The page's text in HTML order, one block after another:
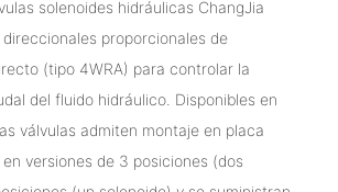
solenoides hidráulicas ChangJia
proporcionales de
(tipo 4WRA) para controlar la
del fluido hidráulico. Disponibles en
válvulas admiten montaje en placa
versiones de 3 posiciones (dos